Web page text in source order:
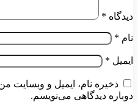
دیدگاه *
نام *
ایمیل *
ذخیره نام، ایمیل و وبسایت
دوباره دیدگاهی می‌نویسم.